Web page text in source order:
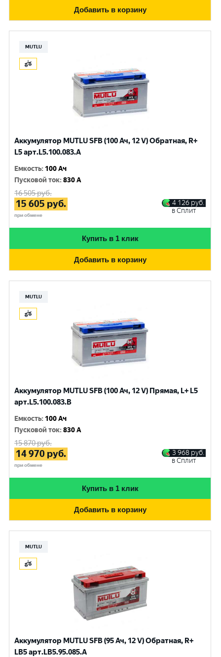
Добавить в корзину
MUTLU
Аккумулятор MUTLU SFB (100 Ач, 12 V) Обратная, R+
L5 арт.L5.100.083.A
Емкость: 100 Ач
Пусковой ток:830 A
16 505руб.
15 605 руб.
при обмене
4 126 руб.
в Сплит
Купить в 1 клик
Добавить в корзину
MUTLU
Аккумулятор MUTLU SFB (100 Ач, 12 V) Прямая, L+ L5
арт.L5.100.083.B
Емкость: 100 Ач
Пусковой ток:830 A
15 870руб.
14 970 руб.
при обмене
3 968 руб.
в Сплит
Купить в 1 клик
Добавить в корзину
MUTLU
Аккумулятор MUTLU SFB (95 Ач, 12 V) Обратная, R+
LB5 арт.LВ5.95.085.A